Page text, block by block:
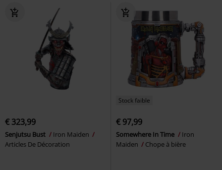
€ 323,99
Senjutsu Bust
Iron Maiden
Articles De Décoration
Stock faible
€ 97,99
Somewhere In Time
Iron
Maiden
Chope à bière